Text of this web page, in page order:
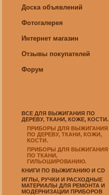
Доска объявлений
Фотогалерея
Интернет магазин
Отзывы покупателей
Форум
ВСЕ ДЛЯ ВЫЖИГАНИЯ ПО
ДЕРЕВУ, ТКАНИ, КОЖЕ, КОСТИ.
ПРИБОРЫ ДЛЯ ВЫЖИГАНИЯ
ПО ДЕРЕВУ, ТКАНИ, КОЖИ,
КОСТИ.
ПРИБОРЫ ДЛЯ ВЫЖИГАНИЯ
ПО ТКАНИ,
ГИЛЬОШИРОВАНИЮ.
КНИГИ ПО ВЫЖИГАНИЮ И CD
ИГЛЫ, РУЧКИ И РАСХОДНЫЕ
МАТЕРИАЛЫ ДЛЯ РЕМОНТА И
МОДЕРНИЗАЦИИ ПРИБОРОВ